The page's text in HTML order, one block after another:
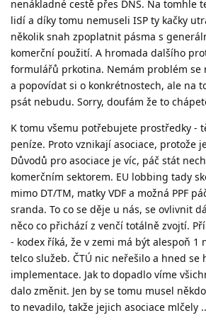
nenákladné cestě přes DNS. Na tomhle
lidí a díky tomu nemuseli ISP ty kačky
několik snah zpoplatnit pásma s
komerční použití. A hromada dalšího
formulářů prkotina. Nemám problém se
a popovídat si o konkrétnostech, ale na
psát nebudu. Sorry, doufám že to
K tomu všemu potřebujete prostředky -
peníze. Proto vznikají asociace, protože
Důvodů pro asociace je víc, páč stát
komerčním sektorem. EU lobbing tady
mimo DT/TM, matky VDF a možná PPF
sranda. To co se děje u nás, se ovlivnit
něco co přichází z venčí totálně zvojtí.
- kodex říká, že v zemi má být alespoň 1
telco služeb. ČTÚ nic neřešilo a hned se
implementace. Jak to dopadlo víme
dalo změnit. Jen by se tomu musel
to nevadilo, takže jejich asociace mlčely